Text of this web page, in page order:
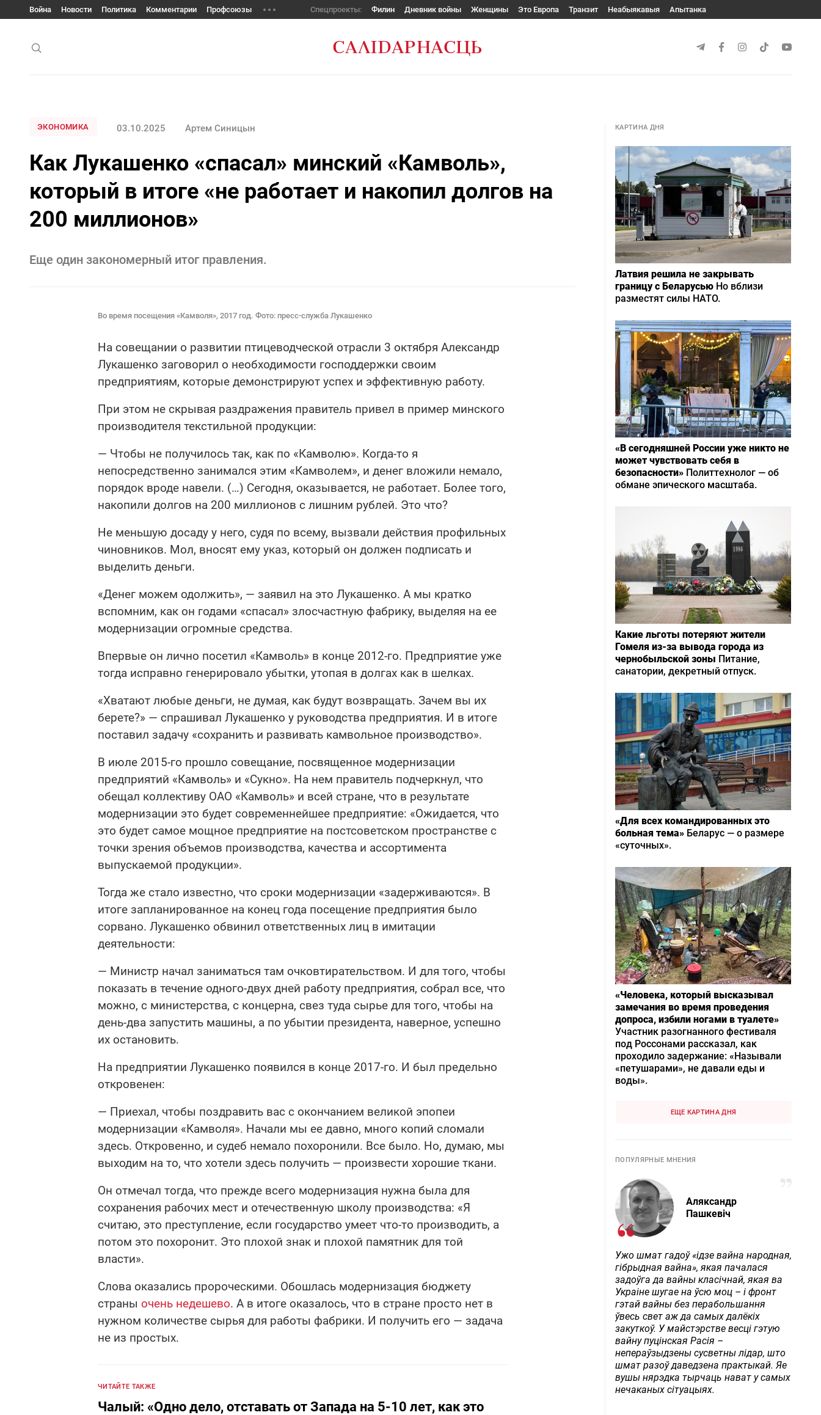
Война Новости Политика Комментарии Профсоюзы Спецпроекты: Филин Дневник войны Женщины Это Европа Транзит Неабыякавыя Апытанка
ЭКОНОМИКА 03.10.2025 Артем Синицын
Как Лукашенко «спасал» минский «Камволь»,
который в итоге «не работает и накопил долгов на
200 миллионов»
Еще один закономерный итог правления.
Во время посещения «Камволя», 2017 год. Фото: пресс-служба Лукашенко
На совещании о развитии птицеводческой отрасли 3 октября Александр
Лукашенко заговорил о необходимости господдержки своим
предприятиям, которые демонстрируют успех и эффективную работу.
При этом не скрывая раздражения правитель привел в пример минского
производителя текстильной продукции:
— Чтобы не получилось так, как по «Камволю». Когда-то я
непосредственно занимался этим «Камволем», и денег вложили немало,
порядок вроде навели. (…) Сегодня, оказывается, не работает. Более того,
накопили долгов на 200 миллионов с лишним рублей. Это что?
Не меньшую досаду у него, судя по всему, вызвали действия профильных
чиновников. Мол, вносят ему указ, который он должен подписать и
выделить деньги.
«Денег можем одолжить», — заявил на это Лукашенко. А мы кратко
вспомним, как он годами «спасал» злосчастную фабрику, выделяя на ее
модернизации огромные средства.
Впервые он лично посетил «Камволь» в конце 2012-го. Предприятие уже
тогда исправно генерировало убытки, утопая в долгах как в шелках.
«Хватают любые деньги, не думая, как будут возвращать. Зачем вы их
берете?» — спрашивал Лукашенко у руководства предприятия. И в итоге
поставил задачу «сохранить и развивать камвольное производство».
В июле 2015-го прошло совещание, посвященное модернизации
предприятий «Камволь» и «Сукно». На нем правитель подчеркнул, что
обещал коллективу ОАО «Камволь» и всей стране, что в результате
модернизации это будет современнейшее предприятие: «Ожидается, что
это будет самое мощное предприятие на постсоветском пространстве с
точки зрения объемов производства, качества и ассортимента
выпускаемой продукции».
Тогда же стало известно, что сроки модернизации «задерживаются». В
итоге запланированное на конец года посещение предприятия было
сорвано. Лукашенко обвинил ответственных лиц в имитации
деятельности:
— Министр начал заниматься там очковтирательством. И для того, чтобы
показать в течение одного-двух дней работу предприятия, собрал все, что
можно, с министерства, с концерна, свез туда сырье для того, чтобы на
день-два запустить машины, а по убытии президента, наверное, успешно
их остановить.
На предприятии Лукашенко появился в конце 2017-го. И был предельно
откровенен:
— Приехал, чтобы поздравить вас с окончанием великой эпопеи
модернизации «Камволя». Начали мы ее давно, много копий сломали
здесь. Откровенно, и судеб немало похоронили. Все было. Но, думаю, мы
выходим на то, что хотели здесь получить — произвести хорошие ткани.
Он отмечал тогда, что прежде всего модернизация нужна была для
сохранения рабочих мест и отечественную школу производства: «Я
считаю, это преступление, если государство умеет что-то производить, а
потом это похоронит. Это плохой знак и плохой памятник для той
власти».
Слова оказались пророческими. Обошлась модернизация бюджету
страны очень недешево. А в итоге оказалось, что в стране просто нет в
нужном количестве сырья для работы фабрики. И получить его — задача
не из простых.
ЧИТАЙТЕ ТАКЖЕ
Чалый: «Одно дело, отставать от Запада на 5-10 лет, как это
КАРТИНА ДНЯ
Латвия решила не закрывать
границу с Беларусью Но вблизи
разместят силы НАТО.
«В сегодняшней России уже никто не
может чувствовать себя в
безопасности» Политтехнолог — об
обмане эпического масштаба.
Какие льготы потеряют жители
Гомеля из-за вывода города из
чернобыльской зоны Питание,
санатории, декретный отпуск.
«Для всех командированных это
больная тема» Беларус — о размере
«суточных».
«Человека, который высказывал
замечания во время проведения
допроса, избили ногами в туалете»
Участник разогнанного фестиваля
под Россонами рассказал, как
проходило задержание: «Называли
«петушарами», не давали еды и
воды».
ЕЩЕ КАРТИНА ДНЯ
ПОПУЛЯРНЫЕ МНЕНИЯ
Аляксандр
Пашкевіч
Ужо шмат гадоў «ідзе вайна народная,
гібрыдная вайна», якая пачалася
задоўга да вайны класічнай, якая ва
Украіне шугае на ўсю моц – і фронт
гэтай вайны без перабольшання
ўвесь свет аж да самых далёкіх
закуткоў. У майстэрстве весці гэтую
вайну пуцінская Расія –
непераўзыдзены сусветны лідар, што
шмат разоў даведзена практыкай. Яе
вушы нярэдка тырчаць нават у самых
нечаканых сітуацыях.